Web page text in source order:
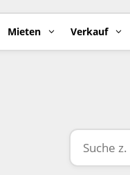
Mieten Verkauf